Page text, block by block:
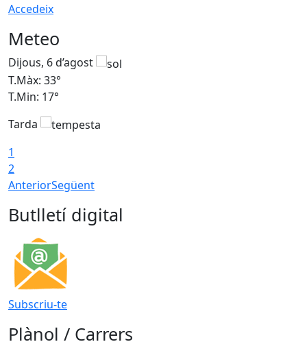
Accedeix
Meteo
Dijous, 6 d’agost
T.Màx: 33°
T.Min: 17°
Tarda
1
2
AnteriorSegüent
Butlletí digital
Subscriu-te
Plànol / Carrers